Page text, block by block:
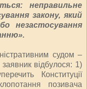
неправильне
закону, який
незастосування
судом –
відбулося: 1)
Конституції
позивача